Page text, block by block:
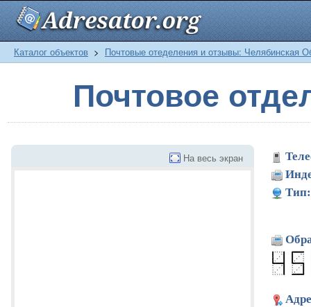
Каталог объектов > Почтовые отеделения и отзывы: Челябинская
Почтовое
На весь экран
Тип: